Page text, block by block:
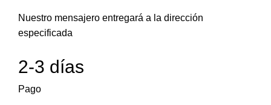
Nuestro mensajero entregará a la dirección
especificada
2-3 días
Pago